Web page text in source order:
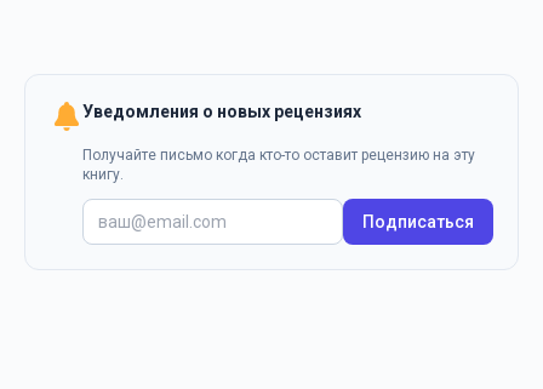
Уведомления о новых рецензиях
Получайте письмо когда кто-то оставит рецензию на эту
книгу.
Подписаться